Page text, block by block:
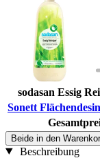
sodasan Essig
Sonett
Beide in den
Beschreibung